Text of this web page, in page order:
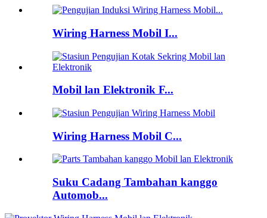
Wiring Harness Mobil I...
Mobil lan Elektronik F...
Wiring Harness Mobil C...
Suku Cadang Tambahan kanggo
Automob...